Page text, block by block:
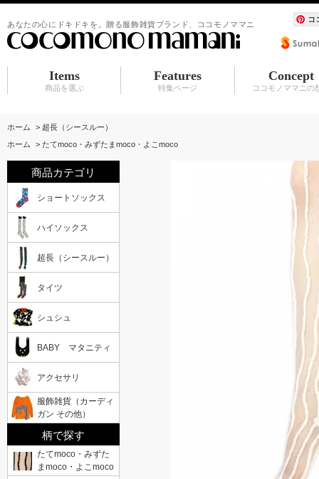
あなたの心にドキドキを。贈る服飾雑貨ブランド、ココモノママニ コ
Items
商品を選ぶ
Features
特集ページ
Concept
ココモノママニの
ホーム > 超長（シースルー）
ホーム
> たてmoco・みずたまmoco・よこmoco
商品カテゴリ
ショートソックス
ハイソックス
超長（シースルー）
タイツ
シュシュ
BABY マタニティ
アクセサリ
服飾雑貨（カーディ
ガン その他）
柄で探す
たてmoco・みずた
まmoco・よこmoco